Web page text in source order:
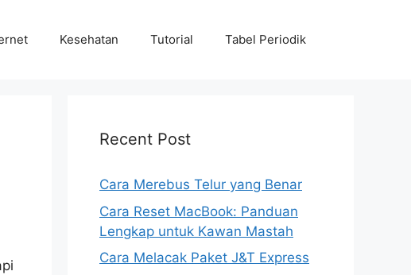
Kesehatan Tutorial Tabel Periodik
Recent Post
Cara Merebus Telur yang Benar
Cara Reset MacBook: Panduan
Lengkap untuk Kawan Mastah
Cara Melacak Paket J&T Express